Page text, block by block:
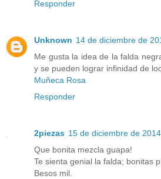
Responder
Unknown 14 de diciembre de
Me gusta la idea de la falda
y se pueden lograr infinidad de
Muñeca Rosa
Responder
2piezas 15 de diciembre de
Que bonita mezcla guapa!
Te sienta genial la falda; bonitas
Besos mil.